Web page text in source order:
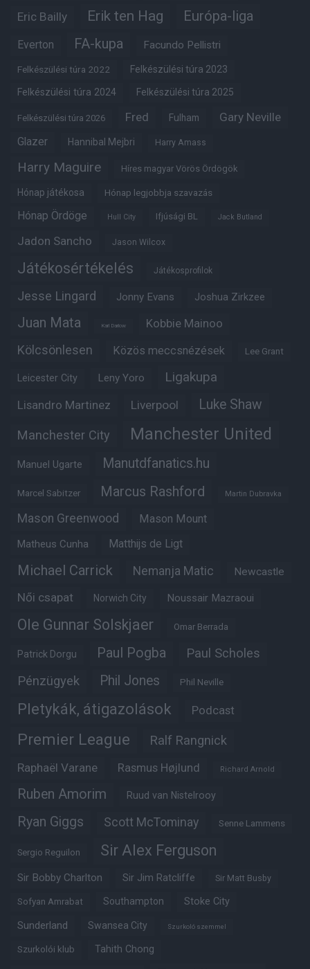
Eric Bailly Erik ten Hag Európa-liga
Everton FA-kupa Facundo Pellistri
Felkészülési túra 2022 Felkészülési túra 2023
Felkészülési túra 2024 Felkészülési túra 2025
Felkészülési túra 2026 Fred Fulham Gary Neville
Glazer Hannibal Mejbri Harry Amass
Harry Maguire Híres magyar Vörös Ördögök
Hónap játékosa Hónap legjobbja szavazás
Hónap Ördöge Hull City Ifjúsági BL Jack Butland
Jadon Sancho Jason Wilcox
Játékosértékelés Játékosprofilok
Jesse Lingard Jonny Evans Joshua Zirkzee
Juan Mata Karl Darlow Kobbie Mainoo
Kölcsönlesen Közös meccsnézések Lee Grant
Leicester City Leny Yoro Ligakupa
Lisandro Martinez Liverpool Luke Shaw
Manchester City Manchester United
Manuel Ugarte Manutdfanatics.hu
Marcel Sabitzer Marcus Rashford Martin Dubravka
Mason Greenwood Mason Mount
Matheus Cunha Matthijs de Ligt
Michael Carrick Nemanja Matic Newcastle
Női csapat Norwich City Noussair Mazraoui
Ole Gunnar Solskjaer Omar Berrada
Patrick Dorgu Paul Pogba Paul Scholes
Pénzügyek Phil Jones Phil Neville
Pletykák, átigazolások Podcast
Premier League Ralf Rangnick
Raphaël Varane Rasmus Højlund Richard Arnold
Ruben Amorim Ruud van Nistelrooy
Ryan Giggs Scott McTominay Senne Lammens
Sergio Reguilon Sir Alex Ferguson
Sir Bobby Charlton Sir Jim Ratcliffe Sir Matt Busby
Sofyan Amrabat Southampton Stoke City
Sunderland Swansea City Szurkoló szemmel
Szurkolói klub Tahith Chong